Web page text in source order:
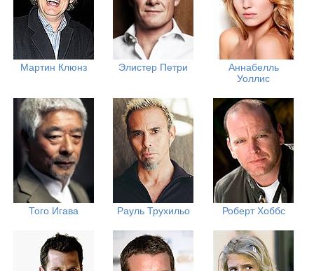
Мартин Клюнз Элистер Петри
Аннабелль
Уоллис
Того Игава Рауль Трухильо Роберт Хоббс